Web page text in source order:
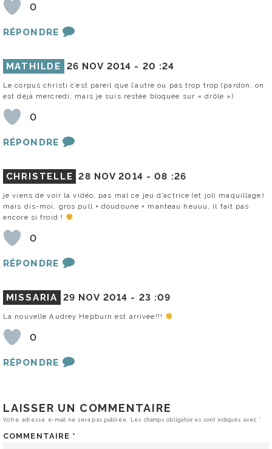
0
RÉPONDRE
MATHILDE 26 NOV 2014 - 20 :24
Le corpus christi c’est pareil que l’autre ou pas trop trop (pardon, on
est déjà mercredi, mais je suis restée bloquée sur « drôle »)
0
RÉPONDRE
CHRISTELLE 28 NOV 2014 -08 :26
je viens de voir la vidéo, pas mal ce jeu d’actrice (et joli maquillage)
mais dis-moi, gros pull + doudoune + manteau heuuu, il fait pas
encore si froid !
0
RÉPONDRE
MISSARIA 29 NOV 2014 - 23 :09
La nouvelle Audrey Hepburn est arrivée!!!
0
RÉPONDRE
LAISSER UN COMMENTAIRE
Votre adresse e-mail ne sera pas publiée. Les champs obligatoires sont indiqués avec*
COMMENTAIRE *